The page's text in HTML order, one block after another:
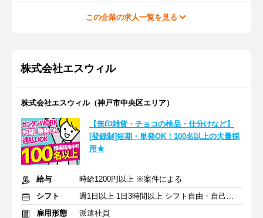
この企業の求人一覧を見る
株式会社エスウィル
株式会社エスウィル（神戸市中央区エリア）
【無印雑貨・チョコの検品・仕分けなど】
[登録制]短期・単発OK！100名以上の大量採
用★
給与
時給1200円以上 ※案件による
シフト
週1日以上 1日3時間以上 シフト自由・自己申告
雇用形態
派遣社員